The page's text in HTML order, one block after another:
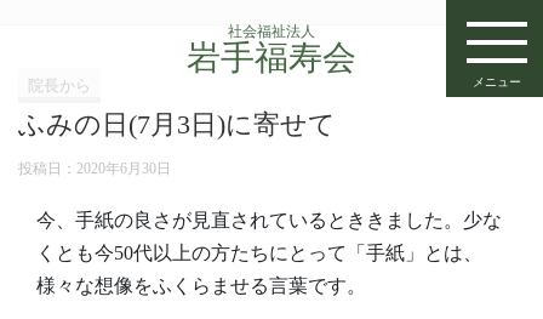
社会福祉法人
岩手福寿会
メニュー
院長から
ふみの日(7月3日)に寄せて
投稿日： 2020年6月30日
今、手紙の良さが見直されているとききました。少な
くとも今50代以上の方たちにとって「手紙」とは、
様々な想像をふくらませる言葉です。